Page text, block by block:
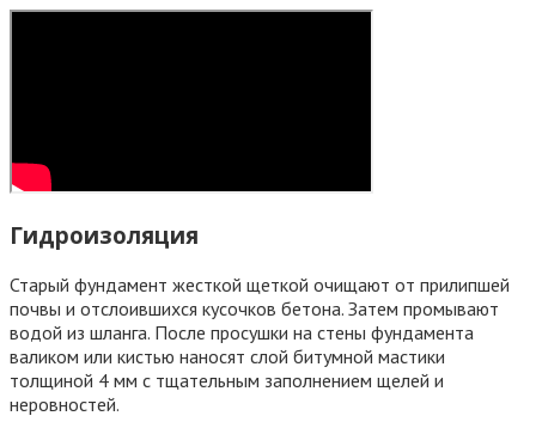
Гидроизоляция
Старый фундамент жесткой щеткой очищают от прилипшей
почвы и отслоившихся кусочков бетона. Затем промывают
водой из шланга. После просушки на стены фундамента
валиком или кистью наносят слой битумной мастики
толщиной 4 мм с тщательным заполнением щелей и
неровностей.